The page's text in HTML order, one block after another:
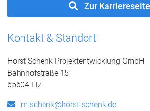
Zur Karriereseite
Kontakt & Standort
Horst Schenk Projektentwicklung GmbH
Bahnhofstraße 15
65604 Elz
m.schenk@horst-schenk.de